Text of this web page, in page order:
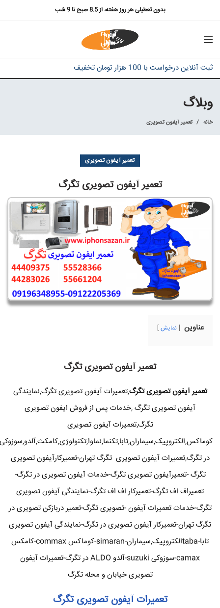
بدون تعطیلی هر روز هفته، از 8.5 صبح تا 9 شب
ثبت آنلاین درخواست با 100 هزار تومان تخفیف
وبلاگ
خانه تعمیر آیفون تصویری
تعمیر آیفون تصویری
تعمیر آیفون تصویری تگرگ
عناوین نمایش
تعمیر آیفون تصویری تگرگ
تعمیر آیفون تصویری تگرگ,تعمیرات آیفون تصویری تگرگ,نمایندگی
آیفون تصویری تگرگ ,خدمات پس از فروش ایفون تصویری
تگرگ,تعمیرات آیفون تصویری
کوماکس,الکتروپیک,سیماران,تابا,تکنما,نماوا,تکنولوژی,کامکث,آلدو,سوزوکی
در تگرگ,تعمیرات آیفون تصویری تگرگ تهران-تعمیرکارآیفون تصویری
تگرگ -تعمیرآیفون تصویری تگرگ-خدمات آیفون تصویری در تگرگ-
تعمیراف اف تگرگ-تعمیرکار اف اف تگرگ-نمایندگی آیفون تصویری
تگرگ-خدمات تعمیرات آیفون -تصویری تگرگ-تعمیر دربازکن تصویری در
تگرگ تهران-تعمیرکار آیفون تصویری در تگرگ-نمایندگی آیفون تصویری
تابا-tabaالکتروپیک,سیماران-simaran-کوماکس commax-کامکس
camax-سوزوکی suzuki-آلدو ALDO در تگرگ-تعمیرات آیفون
تصویری خیابان و محله تگرگ
تعمیرات آیفون تصویری تگرگ